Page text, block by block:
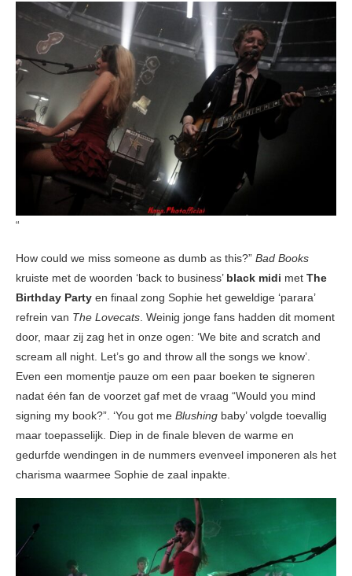
“
How could we miss someone as dumb as this?” Bad Books
kruiste met de woorden ‘back to business’ black midi met The
Birthday Party en finaal zong Sophie het geweldige ‘parara’
refrein van The Lovecats. Weinig jonge fans hadden dit moment
door, maar zij zag het in onze ogen: ‘We bite and scratch and
scream all night. Let’s go and throw all the songs we know’.
Even een momentje pauze om een paar boeken te signeren
nadat één fan de voorzet gaf met de vraag “Would you mind
signing my book?”. ‘You got me Blushing baby’ volgde toevallig
maar toepasselijk. Diep in de finale bleven de warme en
gedurfde wendingen in de nummers evenveel imponeren als het
charisma waarmee Sophie de zaal inpakte.